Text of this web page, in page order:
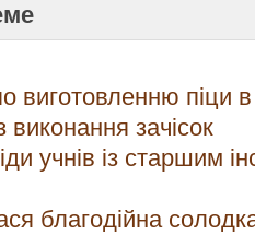
виготовленню піци
виконання зачісок
учнів із старшим
благодійна